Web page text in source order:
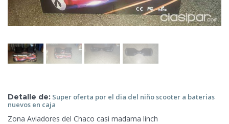
Detalle de: Super oferta por el dia del niño scooter a baterias
nuevos en caja
Zona Aviadores del Chaco casi madama linch